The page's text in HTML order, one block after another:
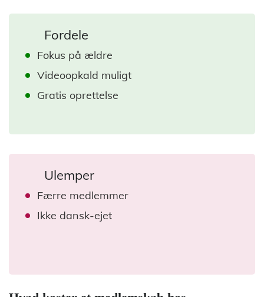
Fordele
Fokus på ældre
Videoopkald muligt
Gratis oprettelse
Ulemper
Færre medlemmer
Ikke dansk-ejet